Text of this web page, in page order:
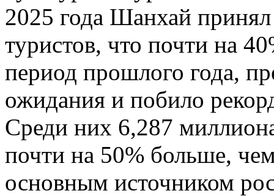
2025 года Шанхай
туристов, что почти на
период прошлого года,
ожидания и побило
Среди них 6,287
почти на 50% больше,
основным источником